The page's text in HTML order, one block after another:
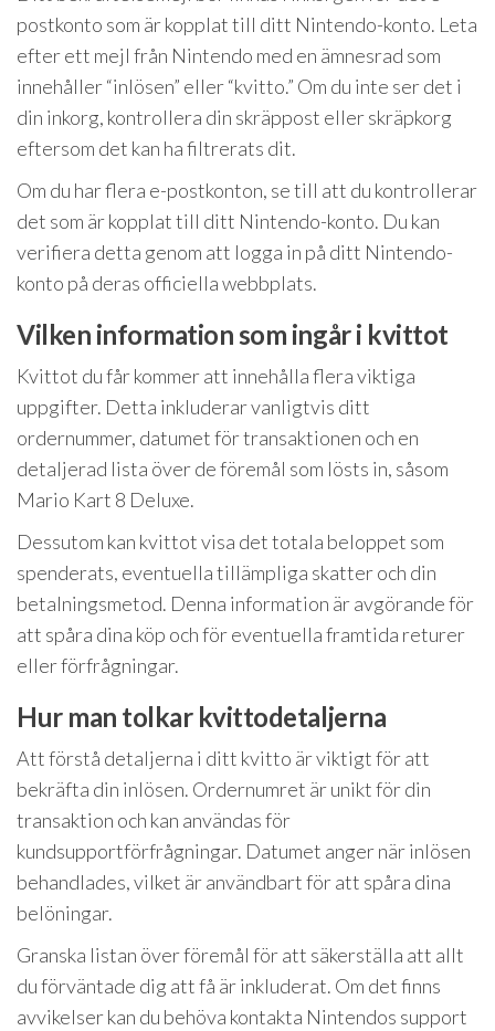
postkonto som är kopplat till ditt Nintendo-konto. Leta
efter ett mejl från Nintendo med en ämnesrad som
innehåller “inlösen” eller “kvitto.” Om du inte ser det i
din inkorg, kontrollera din skräppost eller skräpkorg
eftersom det kan ha filtrerats dit.
Om du har flera e-postkonton, se till att du kontrollerar
det som är kopplat till ditt Nintendo-konto. Du kan
verifiera detta genom att logga in på ditt Nintendo-
konto på deras officiella webbplats.
Vilken information som ingår i kvittot
Kvittot du får kommer att innehålla flera viktiga
uppgifter. Detta inkluderar vanligtvis ditt
ordernummer, datumet för transaktionen och en
detaljerad lista över de föremål som lösts in, såsom
Mario Kart 8 Deluxe.
Dessutom kan kvittot visa det totala beloppet som
spenderats, eventuella tillämpliga skatter och din
betalningsmetod. Denna information är avgörande för
att spåra dina köp och för eventuella framtida returer
eller förfrågningar.
Hur man tolkar kvittodetaljerna
Att förstå detaljerna i ditt kvitto är viktigt för att
bekräfta din inlösen. Ordernumret är unikt för din
transaktion och kan användas för
kundsupportförfrågningar. Datumet anger när inlösen
behandlades, vilket är användbart för att spåra dina
belöningar.
Granska listan över föremål för att säkerställa att allt
du förväntade dig att få är inkluderat. Om det finns
avvikelser kan du behöva kontakta Nintendos support